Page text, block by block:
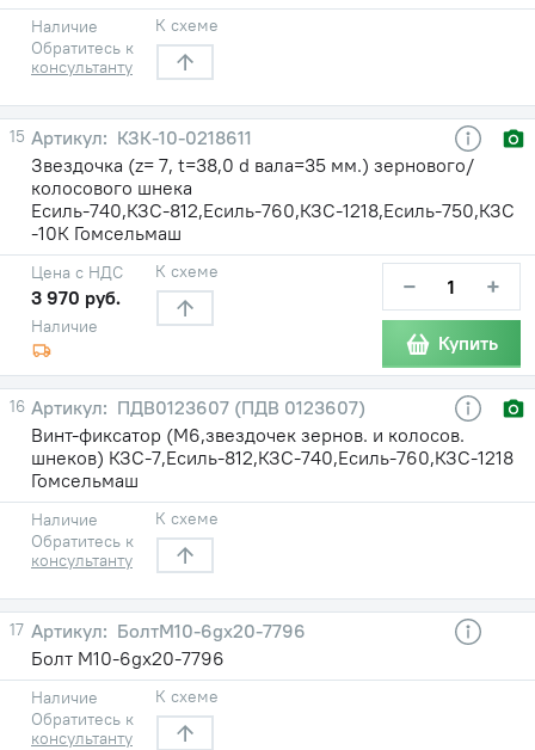
Наличие
Обратитесь к
консультанту
К схеме
15
КЗК-10-0218611
Звездочка (z= 7, t=38,0 d вала=35 мм.) зернового/
колосового шнека
Есиль-740,КЗС-812,Есиль-760,КЗС-1218,Есиль-750,КЗС
-10К Гомсельмаш
Наличие
Цена с НДС
3 970 руб.
К схеме − +
Купить
16
ПДВ0123607 (ПДВ 0123607)
Винт-фиксатор (М6,звездочек зернов. и колосов.
шнеков) КЗС-7,Есиль-812,КЗС-740,Есиль-760,КЗС-1218
Гомсельмаш
Наличие
Обратитесь к
консультанту
К схеме
17
БолтМ10-6gх20-7796
Болт М10-6gх20-7796
Наличие
Обратитесь к
консультанту
К схеме